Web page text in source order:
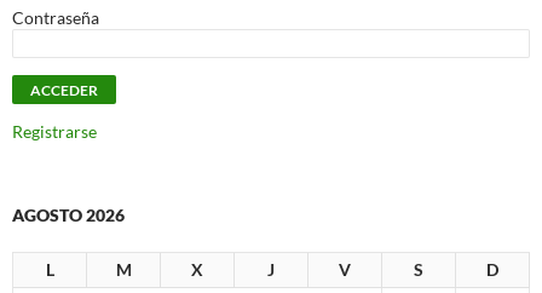
Contraseña
Registrarse
AGOSTO 2026
L M X J V S
D